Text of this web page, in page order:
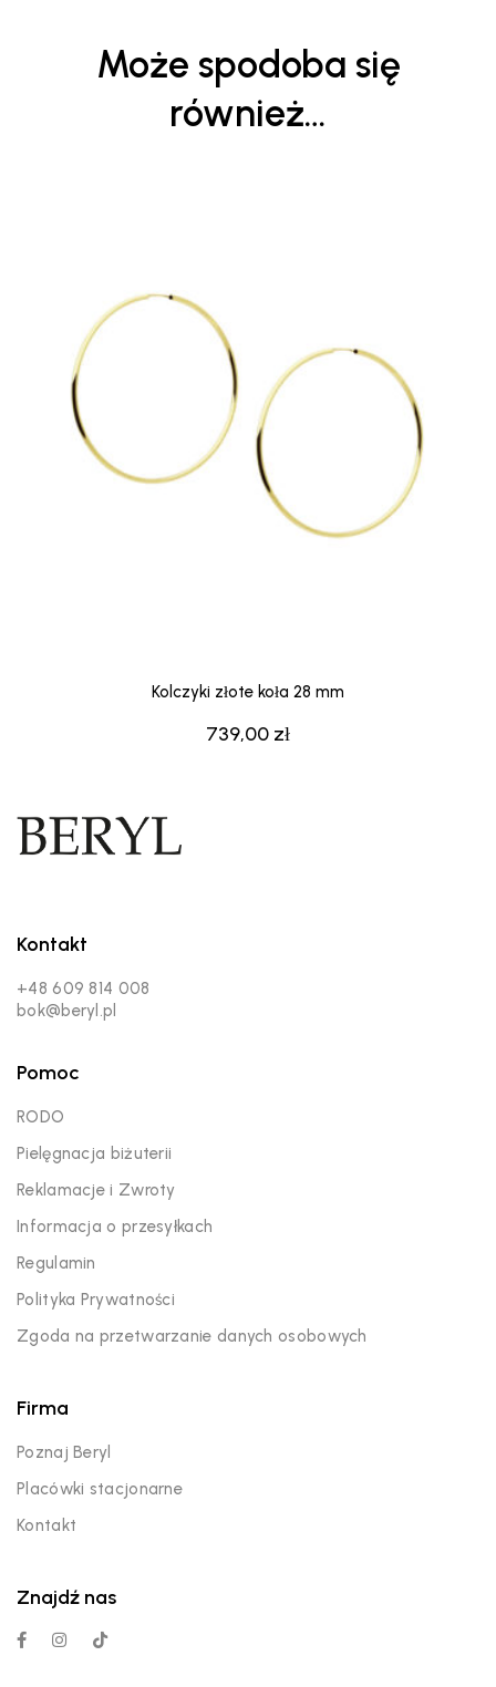
Może spodoba się
również…
739,00 zł
Kolczyki złote koła 28 mm
Kontakt
+48 609 814 008
bok@beryl.pl
Pomoc
RODO
Pielęgnacja biżuterii
Reklamacje i Zwroty
Informacja o przesyłkach
Regulamin
Polityka Prywatności
Zgoda na przetwarzanie danych osobowych
Firma
Poznaj Beryl
Placówki stacjonarne
Kontakt
Znajdź nas